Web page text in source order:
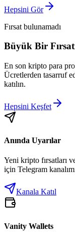
Hepsini Gör
Fırsat bulunamadı
Büyük Bir
En son kripto para
Ücretlerden tasarruf
katılın.
Hepsini Keşfet
Anında Uyarılar
Yeni kripto fırsatları
için Telegram
Kanala Katıl
Vanity Wallets